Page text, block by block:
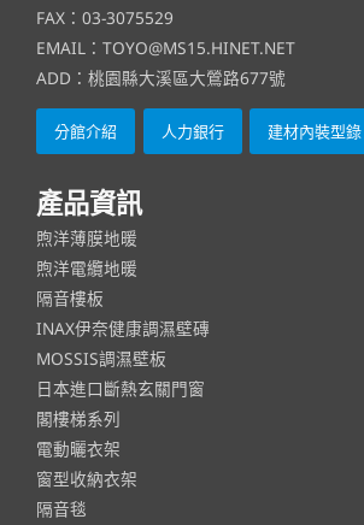
FAX：03-3075529
EMAIL：TOYO@MS15.HINET.NET
ADD：桃園縣大溪區大鶯路677號
分館介紹 人力銀行 建材內裝型錄
產品資訊
煦洋薄膜地暖
煦洋電纜地暖
隔音樓板
INAX伊奈健康調濕壁磚
MOSSIS調濕壁板
日本進口斷熱玄關門窗
閣樓梯系列
電動曬衣架
窗型收納衣架
隔音毯